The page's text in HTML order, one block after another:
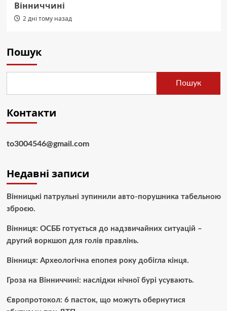
Вінниччині
2 дні тому назад
Пошук
Пошук
Контакти
to3004546@gmail.com
Недавні записи
Вінницькі патрульні зупинили авто-порушника табельною
зброєю.
Вінниця: ОСББ готується до надзвичайних ситуацій –
другий воркшоп для голів правлінь.
Вінниця: Археологічна епопея року добігла кінця.
Гроза на Вінниччині: наслідки нічної бурі усувають.
Європротокол: 6 пасток, що можуть обернутися